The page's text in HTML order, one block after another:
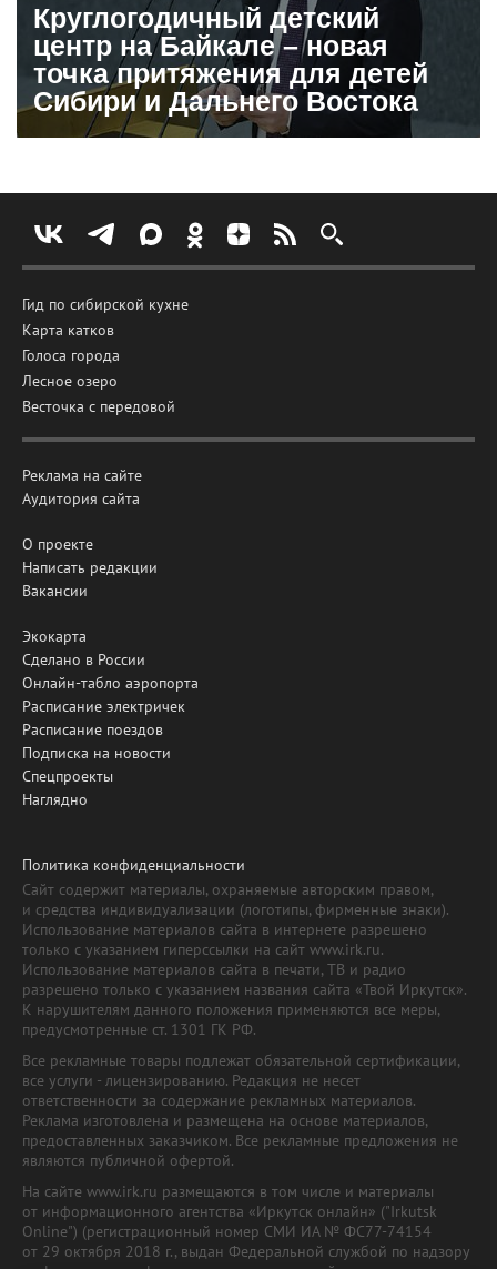
Круглогодичный детский
центр на Байкале – новая
точка притяжения для детей
Сибири и Дальнего Востока
Гид по сибирской кухне
Карта катков
Голоса города
Лесное озеро
Весточка с передовой
Реклама на сайте
Аудитория сайта
О проекте
Написать редакции
Вакансии
Экокарта
Сделано в России
Онлайн-табло аэропорта
Расписание электричек
Расписание поездов
Подписка на новости
Спецпроекты
Наглядно
Политика конфиденциальности
Сайт содержит материалы, охраняемые авторским правом,
и средства индивидуализации (логотипы, фирменные знаки).
Использование материалов сайта в интернете разрешено
только с указанием гиперссылки на сайт www.irk.ru.
Использование материалов сайта в печати, ТВ и радио
разрешено только с указанием названия сайта «Твой Иркутск».
К нарушителям данного положения применяются все меры,
предусмотренные ст. 1301 ГК РФ.
Все рекламные товары подлежат обязательной сертификации,
все услуги - лицензированию. Редакция не несет
ответственности за содержание рекламных материалов.
Реклама изготовлена и размещена на основе материалов,
предоставленных заказчиком. Все рекламные предложения не
являются публичной офертой.
На сайте www.irk.ru размещаются в том числе и материалы
от информационного агентства «Иркутск онлайн» ("Irkutsk
Online") (регистрационный номер СМИ ИА № ФС77-74154
от 29 октября 2018 г., выдан Федеральной службой по надзору